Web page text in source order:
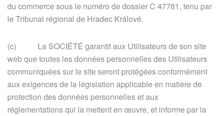
du commerce sous le numéro de dossier C 47781, tenu par
le Tribunal régional de Hradec Králové.
(c) La SOCIÉTÉ garantit aux Utilisateurs de son site
web que toutes les données personnelles des Utilisateurs
communiquées sur le site seront protégées conformément
aux exigences de la législation applicable en matière de
protection des données personnelles et aux
réglementations qui la mettent en œuvre, et informe par la